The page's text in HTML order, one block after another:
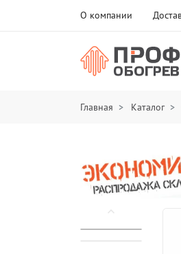
О компании
Главная Каталог